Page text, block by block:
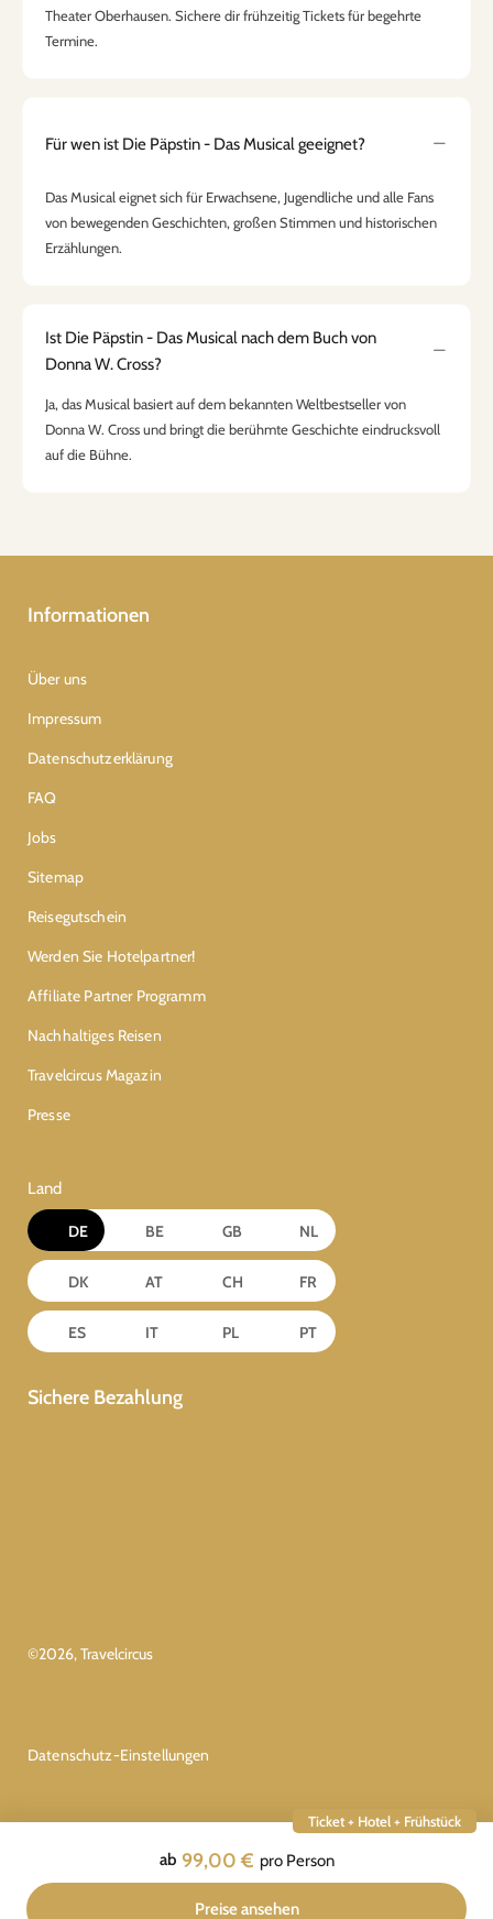
Theater Oberhausen. Sichere dir frühzeitig Tickets für begehrte
Termine.
Für wen ist Die Päpstin - Das Musical geeignet?
Das Musical eignet sich für Erwachsene, Jugendliche und alle Fans
von bewegenden Geschichten, großen Stimmen und historischen
Erzählungen.
Ist Die Päpstin - Das Musical nach dem Buch von
Donna W. Cross?
Ja, das Musical basiert auf dem bekannten Weltbestseller von
Donna W. Cross und bringt die berühmte Geschichte eindrucksvoll
auf die Bühne.
Ticket + Hotel + Frühstück
ab 99,00 € pro Person
Preise ansehen
Informationen
Über uns
Impressum
Datenschutzerklärung
FAQ
Jobs
Sitemap
Reisegutschein
Werden Sie Hotelpartner!
Affiliate Partner Programm
Nachhaltiges Reisen
Travelcircus Magazin
Presse
Land
DE BE GB NL
DK AT CH FR
ES IT PL PT
Sichere Bezahlung
©2026, Travelcircus
Datenschutz-Einstellungen